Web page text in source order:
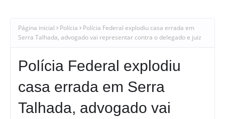
Página inicial Polícia
Polícia Federal explodiu casa errada em
Serra Talhada, advogado vai representar contra o delegado e juiz
Polícia Federal explodiu
casa errada em Serra
Talhada, advogado vai